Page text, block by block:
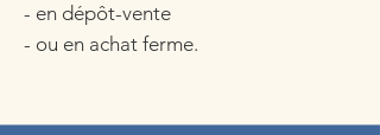
- en dépôt-vente
- ou en achat ferme. ​